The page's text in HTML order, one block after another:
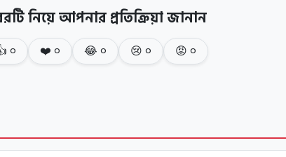
নিয়ে আপনার প্রতিক্রিয়া জানান
০ ❤️০ 😂০ 😢০ 😡০